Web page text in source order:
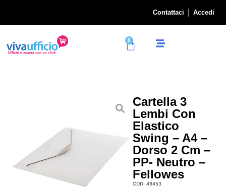
Contattaci Accedi
0
Cartella 3
Lembi Con
Elastico
Swing – A4 –
Dorso 2 Cm –
PP- Neutro –
Fellowes
COD: 49453